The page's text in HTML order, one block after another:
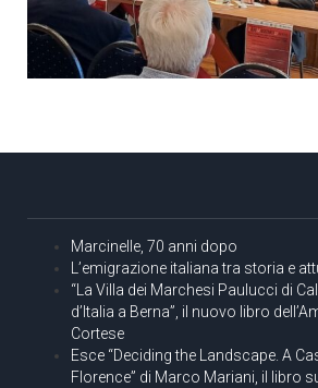
Marcinelle, 70 anni dopo
L’emigrazione italiana tra storia e
“La Villa dei Marchesi Paulucci di
d’Italia a Berna”, il nuovo libro
Cortese
Esce “Deciding the Landscape. A
Florence” di Marco Mariani, il libro